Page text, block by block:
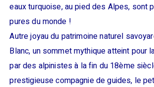
eaux turquoise, au pied des Alpes, sont
pures du monde !
Autre joyau du patrimoine naturel
Blanc, un sommet mythique atteint pour
par des alpinistes à la fin du 18ème
prestigieuse compagnie de guides, le